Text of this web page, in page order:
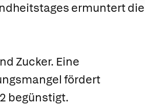
ermuntert die
Zucker. Eine
fördert
begünstigt.